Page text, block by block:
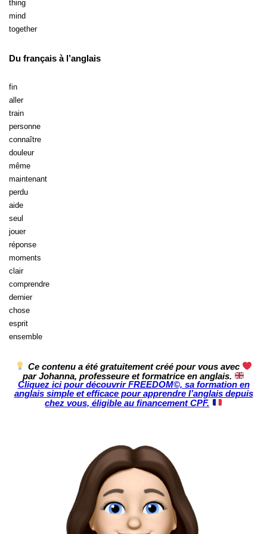
thing
mind
together
Du français à l’anglais
fin
aller
train
personne
connaître
douleur
même
maintenant
perdu
aide
seul
jouer
réponse
moments
clair
comprendre
dernier
chose
esprit
ensemble
Ce contenu a été gratuitement créé pour vous avec
par Johanna, professeure et formatrice en anglais.
Cliquez ici pour découvrir FREEDOM©, sa formation en
anglais simple et efficace pour apprendre l’anglais depuis
chez vous, éligible au financement CPF.